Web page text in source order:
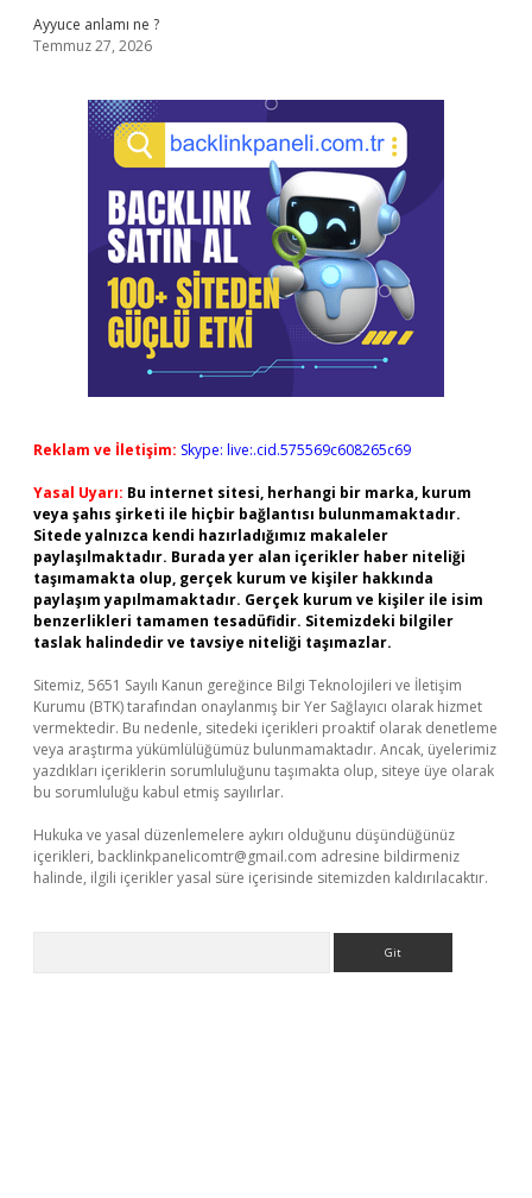
Ayyuce anlamı ne ?
Temmuz 27, 2026
Reklam ve İletişim: Skype: live:.cid.575569c608265c69
Yasal Uyarı: Bu internet sitesi, herhangi bir marka, kurum
veya şahıs şirketi ile hiçbir bağlantısı bulunmamaktadır.
Sitede yalnızca kendi hazırladığımız makaleler
paylaşılmaktadır. Burada yer alan içerikler haber niteliği
taşımamakta olup, gerçek kurum ve kişiler hakkında
paylaşım yapılmamaktadır. Gerçek kurum ve kişiler ile isim
benzerlikleri tamamen tesadüfidir. Sitemizdeki bilgiler
taslak halindedir ve tavsiye niteliği taşımazlar.
Sitemiz, 5651 Sayılı Kanun gereğince Bilgi Teknolojileri ve İletişim
Kurumu (BTK) tarafından onaylanmış bir Yer Sağlayıcı olarak hizmet
vermektedir. Bu nedenle, sitedeki içerikleri proaktif olarak denetleme
veya araştırma yükümlülüğümüz bulunmamaktadır. Ancak, üyelerimiz
yazdıkları içeriklerin sorumluluğunu taşımakta olup, siteye üye olarak
bu sorumluluğu kabul etmiş sayılırlar.
Hukuka ve yasal düzenlemelere aykırı olduğunu düşündüğünüz
içerikleri, backlinkpanelicomtr@gmail.com adresine bildirmeniz
halinde, ilgili içerikler yasal süre içerisinde sitemizden kaldırılacaktır.